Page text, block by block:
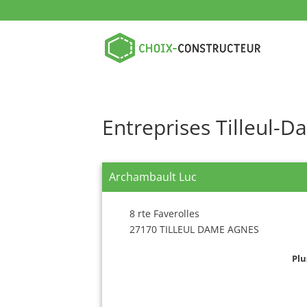
Entreprises Tilleul-
Archambault Luc
8 rte Faverolles
27170 TILLEUL DAME AGNES